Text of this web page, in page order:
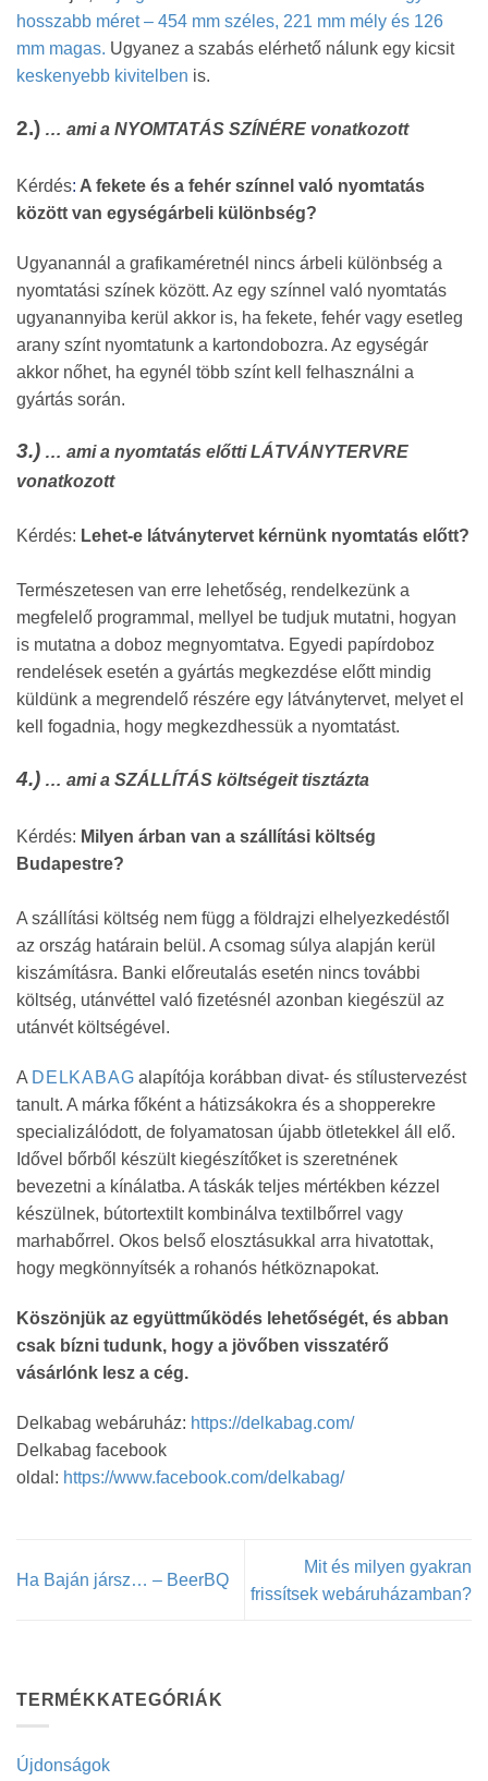
TERMÉKKATEGÓRIÁK
Újdonságok
hosszabb méret – 454 mm széles, 221 mm mély és 126
mm magas. Ugyanez a szabás elérhető nálunk egy kicsit
keskenyebb kivitelben is.
2.) … ami a NYOMTATÁS SZÍNÉRE vonatkozott
Kérdés: A fekete és a fehér színnel való nyomtatás
között van egységárbeli különbség?
Ugyanannál a grafikaméretnél nincs árbeli különbség a
nyomtatási színek között. Az egy színnel való nyomtatás
ugyanannyiba kerül akkor is, ha fekete, fehér vagy esetleg
arany színt nyomtatunk a kartondobozra. Az egységár
akkor nőhet, ha egynél több színt kell felhasználni a
gyártás során.
3.) … ami a nyomtatás előtti LÁTVÁNYTERVRE
vonatkozott
Kérdés: Lehet-e látványtervet kérnünk nyomtatás előtt?
Természetesen van erre lehetőség, rendelkezünk a
megfelelő programmal, mellyel be tudjuk mutatni, hogyan
is mutatna a doboz megnyomtatva. Egyedi papírdoboz
rendelések esetén a gyártás megkezdése előtt mindig
küldünk a megrendelő részére egy látványtervet, melyet el
kell fogadnia, hogy megkezdhessük a nyomtatást.
4.) … ami a SZÁLLÍTÁS költségeit tisztázta
Kérdés: Milyen árban van a szállítási költség
Budapestre?
A szállítási költség nem függ a földrajzi elhelyezkedéstől
az ország határain belül. A csomag súlya alapján kerül
kiszámításra. Banki előreutalás esetén nincs további
költség, utánvéttel való fizetésnél azonban kiegészül az
utánvét költségével.
A DELKABAG alapítója korábban divat- és stílustervezést
tanult. A márka főként a hátizsákokra és a shopperekre
specializálódott, de folyamatosan újabb ötletekkel áll elő.
Idővel bőrből készült kiegészítőket is szeretnének
bevezetni a kínálatba. A táskák teljes mértékben kézzel
készülnek, bútortextilt kombinálva textilbőrrel vagy
marhabőrrel. Okos belső elosztásukkal arra hivatottak,
hogy megkönnyítsék a rohanós hétköznapokat.
Köszönjük az együttműködés lehetőségét, és abban
csak bízni tudunk, hogy a jövőben visszatérő
vásárlónk lesz a cég.
Delkabag webáruház: https://delkabag.com/
Delkabag facebook
oldal: https://www.facebook.com/delkabag/
Ha Baján jársz… – BeerBQ
Mit és milyen gyakran
frissítsek webáruházamban?